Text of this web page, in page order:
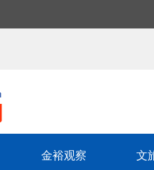
金裕观察 文